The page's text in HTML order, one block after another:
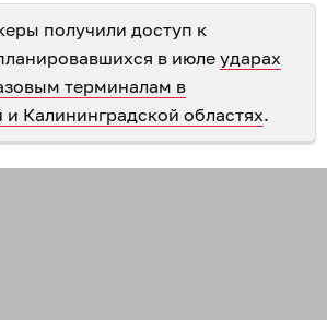
получили доступ к
в июле ударах
терминалам в
Калининградской областях.